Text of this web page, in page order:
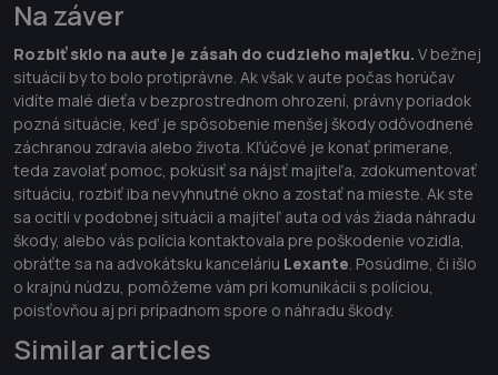
Na záver
Rozbiť sklo na aute je zásah do cudzieho majetku. V bežnej
situácii by to bolo protiprávne. Ak však v aute počas horúčav
vidíte malé dieťa v bezprostrednom ohrození, právny poriadok
pozná situácie, keď je spôsobenie menšej škody odôvodnené
záchranou zdravia alebo života. Kľúčové je konať primerane,
teda zavolať pomoc, pokúsiť sa nájsť majiteľa, zdokumentovať
situáciu, rozbiť iba nevyhnutné okno a zostať na mieste. Ak ste
sa ocitli v podobnej situácii a majiteľ auta od vás žiada náhradu
škody, alebo vás polícia kontaktovala pre poškodenie vozidla,
obráťte sa na advokátsku kanceláriu Lexante. Posúdime, či išlo
o krajnú núdzu, pomôžeme vám pri komunikácii s políciou,
poisťovňou aj pri prípadnom spore o náhradu škody.
Similar articles